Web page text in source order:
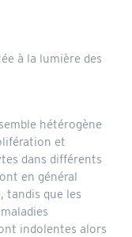
à la lumière des
hétérogène
et
dans différents
en général
tandis que les
indolentes alors